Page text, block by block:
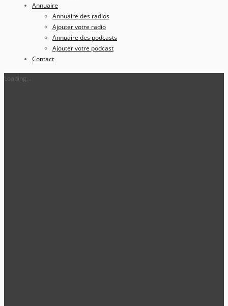
Annuaire
Annuaire des radios
Ajouter votre radio
Annuaire des podcasts
Ajouter votre podcast
Contact
Loading...